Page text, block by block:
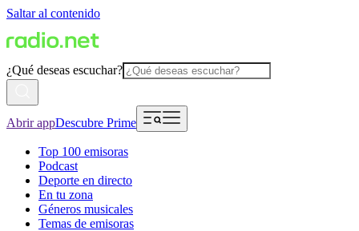
Saltar al contenido
¿Qué deseas escuchar?
Abrir appDescubre Prime
Top 100 emisoras
Podcast
Deporte en directo
En tu zona
Géneros musicales
Temas de emisoras